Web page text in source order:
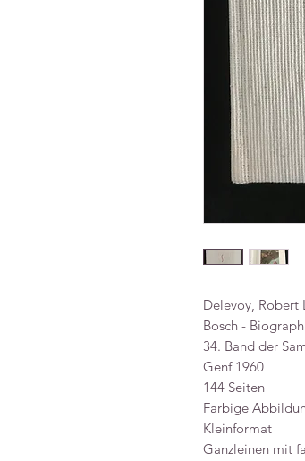
Delevoy, Robert
Bosch -
34. Band der
Genf 1960
144 Seiten
Farbige
Kleinformat
Ganzleinen mit